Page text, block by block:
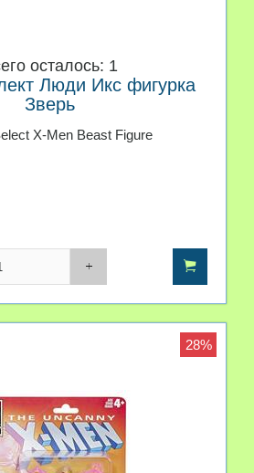
осталось: 1
Люди Икс фигурка
Зверь
X-Men Beast Figure
28%